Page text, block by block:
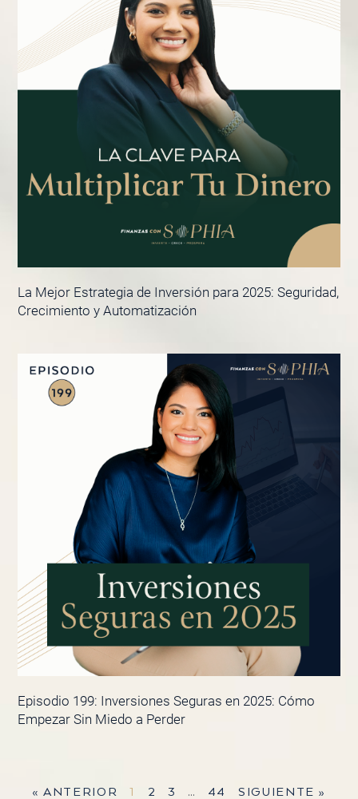
La Mejor Estrategia de Inversión para 2025: Seguridad,
Crecimiento y Automatización
Episodio 199: Inversiones Seguras en 2025: Cómo
Empezar Sin Miedo a Perder
« ANTERIOR 1 2 3 … 44 SIGUIENTE »